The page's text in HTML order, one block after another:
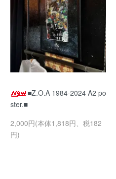
■Z.O.A 1984-2024 A2 po
ster.■
2,000円(本体1,818円、税182
円)